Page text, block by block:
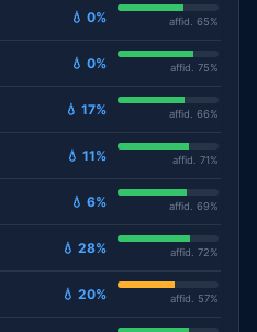
💧 0% affid. 65%
💧 0% affid. 75%
💧 17% affid. 66%
💧 11% affid. 71%
💧 6% affid. 69%
💧 28% affid. 72%
💧 20% affid. 57%